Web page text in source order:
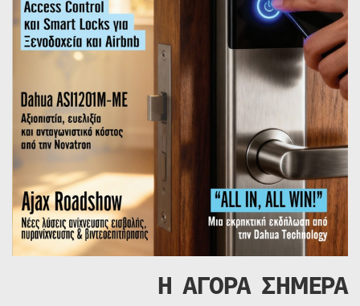
Η ΑΓΟΡΑ ΣΗΜΕΡΑ